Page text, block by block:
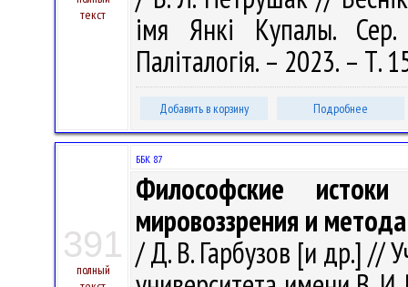
текст
імя Янкі Купалы. Сер.
Паліталогія. – 2023. –
Добавить в корзину Подробнее
391
полный
ББК 87
Философские
мировоззрения и
/ Д. В. Гарбузов [и др.] //